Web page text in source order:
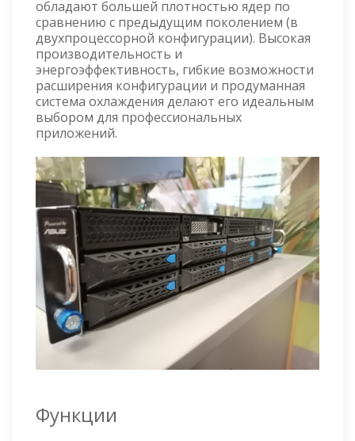
обладают большей плотностью ядер по
сравнению с предыдущим поколением (в
двухпроцессорной конфигурации). Высокая
производительность и
энергоэффективность, гибкие возможности
расширения конфигурации и продуманная
система охлаждения делают его идеальным
выбором для профессиональных
приложений.
Функции